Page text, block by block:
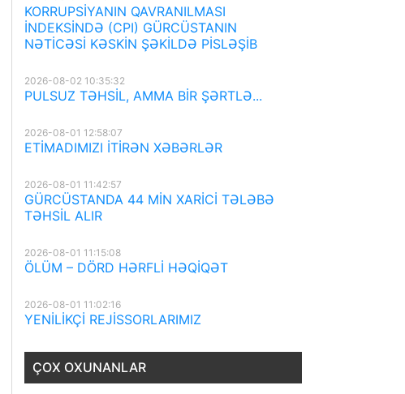
KORRUPSİYANIN QAVRANILMASI
İNDEKSİNDƏ (CPI) GÜRCÜSTANIN
NƏTİCƏSİ KƏSKİN ŞƏKİLDƏ PİSLƏŞİB
2026-08-02 10:35:32
PULSUZ TƏHSİL, AMMA BİR ŞƏRTLƏ...
2026-08-01 12:58:07
ETİMADIMIZI İTİRƏN XƏBƏRLƏR
2026-08-01 11:42:57
GÜRCÜSTANDA 44 MİN XARİCİ TƏLƏBƏ
TƏHSİL ALIR
2026-08-01 11:15:08
ÖLÜM – DÖRD HƏRFLİ HƏQİQƏT
2026-08-01 11:02:16
YENİLİKÇİ REJİSSORLARIMIZ
ÇOX OXUNANLAR